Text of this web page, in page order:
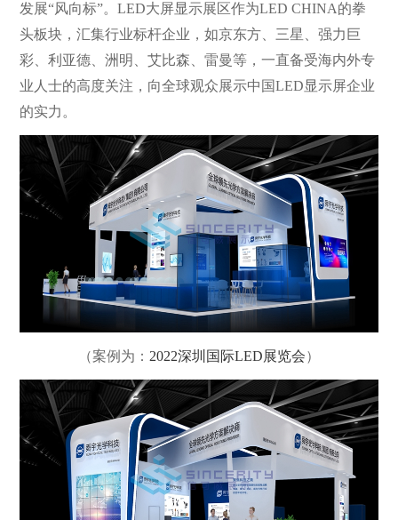
发展“风向标”。LED大屏显示展区作为LED CHINA的拳
头板块，汇集行业标杆企业，如京东方、三星、强力巨
彩、利亚德、洲明、艾比森、雷曼等，一直备受海内外专
业人士的高度关注，向全球观众展示中国LED显示屏企业
的实力。
（案例为： 2022深圳国际LED展览会）